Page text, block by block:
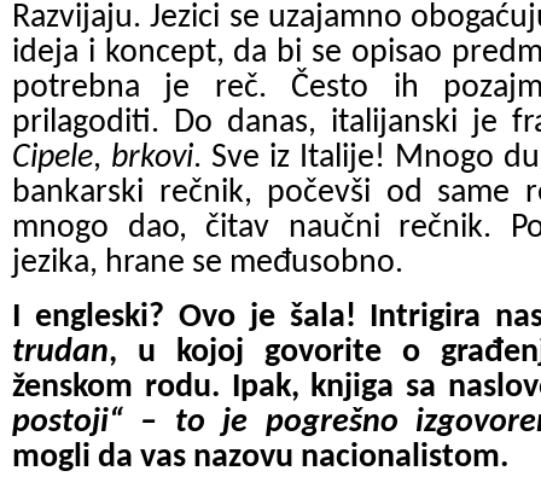
Razvijaju. Jezici se uzajamno
ideja i koncept, da bi se opisao
potrebna je reč. Često ih
prilagoditi. Do danas, italijanski je
Cipele, brkovi. Sve iz Italije! Mnogo
bankarski rečnik, počevši od same
mnogo dao, čitav naučni rečnik.
jezika, hrane se međusobno.
I engleski? Ovo je šala! Intrigira
trudan, u kojoj govorite o
ženskom rodu. Ipak, knjiga sa
postoji“ – to je pogrešno
mogli da vas nazovu nacionalistom.